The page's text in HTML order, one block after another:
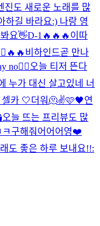
진도 새로운 노래를 많
하길 바라요:) 나랑 영
요👋D-1🔥🔥🔥 이따
🔥🔥 비하인드곧 만나
no🙂‍↔️ 오늘 티저 뜬다
누가 대신 살고있네 너
카 🤍더워🫠✌️🩷🖤연
오늘 뜨는 프리뷰도 많
구해줘어어어영❤️
도 좋은 하루 보내요!!: